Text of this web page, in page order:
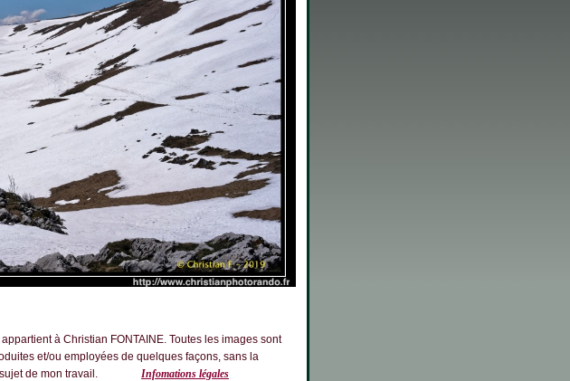
à Christian FONTAINE. Toutes les images sont
et/ou employées de quelques façons, sans la
au sujet de mon travail.
Infomations légales